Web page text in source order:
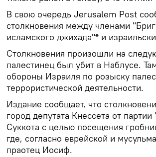
В свою очередь Jerusalem Post
столкновения между членами
исламского джихада"* и
Столкновения произошли на
палестинец был убит в Наблусе.
обороны Израиля по розыску
террористической деятельности.
Издание сообщает, что
город депутата Кнессета от
Суккота с целью посещения
где, согласно еврейской и
праотец Иосиф.